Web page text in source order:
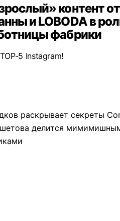
контент от
и LOBODA в
фабрики
5 Instagram!